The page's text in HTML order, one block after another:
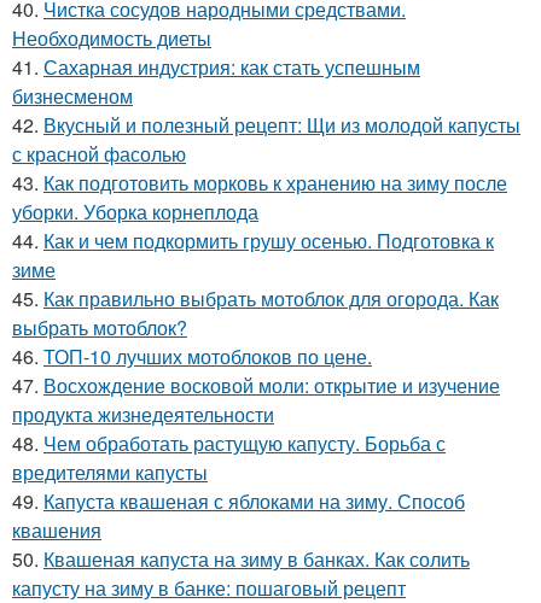
40. Чистка сосудов народными средствами.
Необходимость диеты
41. Сахарная индустрия: как стать успешным
бизнесменом
42. Вкусный и полезный рецепт: Щи из молодой капусты
с красной фасолью
43. Как подготовить морковь к хранению на зиму после
уборки. Уборка корнеплода
44. Как и чем подкормить грушу осенью. Подготовка к
зиме
45. Как правильно выбрать мотоблок для огорода. Как
выбрать мотоблок?
46. ТОП-10 лучших мотоблоков по цене.
47. Восхождение восковой моли: открытие и изучение
продукта жизнедеятельности
48. Чем обработать растущую капусту. Борьба с
вредителями капусты
49. Капуста квашеная с яблоками на зиму. Способ
квашения
50. Квашеная капуста на зиму в банках. Как солить
капусту на зиму в банке: пошаговый рецепт